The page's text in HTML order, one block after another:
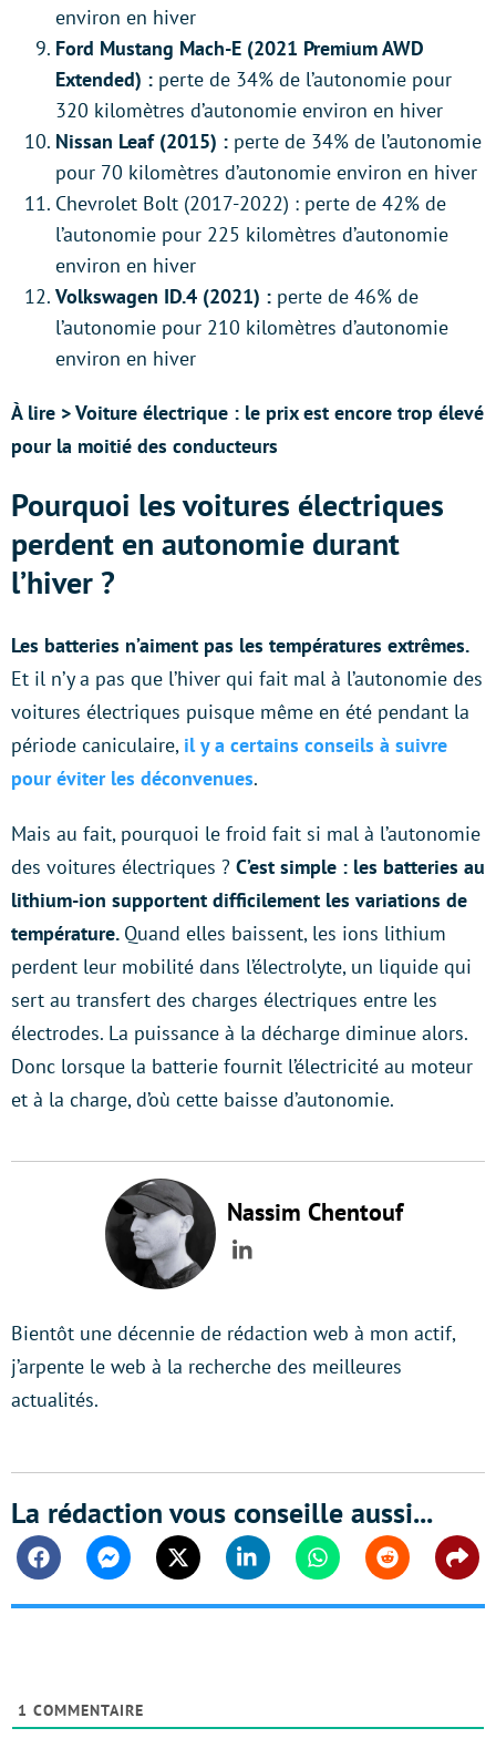
environ en hiver
Ford Mustang Mach-E (2021 Premium AWD
Extended) : perte de 34% de l’autonomie pour
320 kilomètres d’autonomie environ en hiver
Nissan Leaf (2015) : perte de 34% de l’autonomie
pour 70 kilomètres d’autonomie environ en hiver
Chevrolet Bolt (2017-2022) : perte de 42% de
l’autonomie pour 225 kilomètres d’autonomie
environ en hiver
Volkswagen ID.4 (2021) : perte de 46% de
l’autonomie pour 210 kilomètres d’autonomie
environ en hiver
À lire > Voiture électrique : le prix est encore trop élevé
pour la moitié des conducteurs
Pourquoi les voitures électriques
perdent en autonomie durant
l’hiver ?
Les batteries n’aiment pas les températures extrêmes.
Et il n’y a pas que l’hiver qui fait mal à l’autonomie des
voitures électriques puisque même en été pendant la
période caniculaire, il y a certains conseils à suivre
pour éviter les déconvenues.
Mais au fait, pourquoi le froid fait si mal à l’autonomie
des voitures électriques ? C’est simple : les batteries au
lithium-ion supportent difficilement les variations de
température. Quand elles baissent, les ions lithium
perdent leur mobilité dans l’électrolyte, un liquide qui
sert au transfert des charges électriques entre les
électrodes. La puissance à la décharge diminue alors.
Donc lorsque la batterie fournit l’électricité au moteur
et à la charge, d’où cette baisse d’autonomie.
Nassim Chentouf
LinkedIn
Bientôt une décennie de rédaction web à mon actif,
j’arpente le web à la recherche des meilleures
actualités.
La rédaction vous conseille aussi...
FacebookMessengerTwitter Linkedin WhatsappReddit
1 COMMENTAIRE